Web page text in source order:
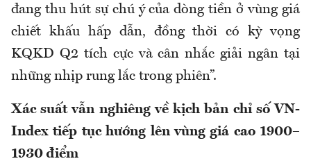
đang thu hút sự chú ý của dòng tiền ở vùng giá
chiết khấu hấp dẫn, đồng thời có kỳ vọng
KQKD Q2 tích cực và cân nhắc giải ngân tại
những nhịp rung lắc trong phiên”.
Xác suất vẫn nghiêng về kịch bản chỉ số VN-
Index tiếp tục hướng lên vùng giá cao 1900–
1930 điểm